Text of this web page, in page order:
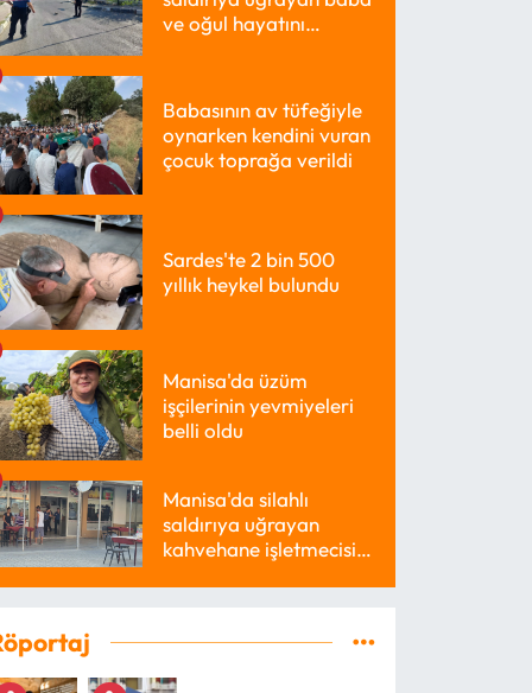
ve oğul hayatını
Babasının av tüfeğiyle
oynarken kendini vuran
çocuk toprağa verildi
Sardes'te 2 bin 500
yıllık heykel bulundu
Manisa'da üzüm
işçilerinin yevmiyeleri
belli oldu
Manisa'da silahlı
saldırıya uğrayan
kahvehane işletmecisi